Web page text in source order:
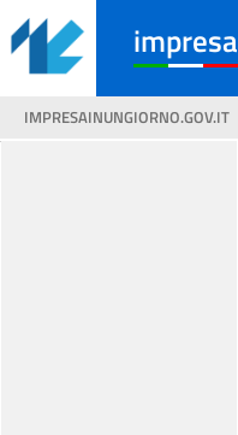
impresa
IMPRESAINUNGIORNO.GOV.IT